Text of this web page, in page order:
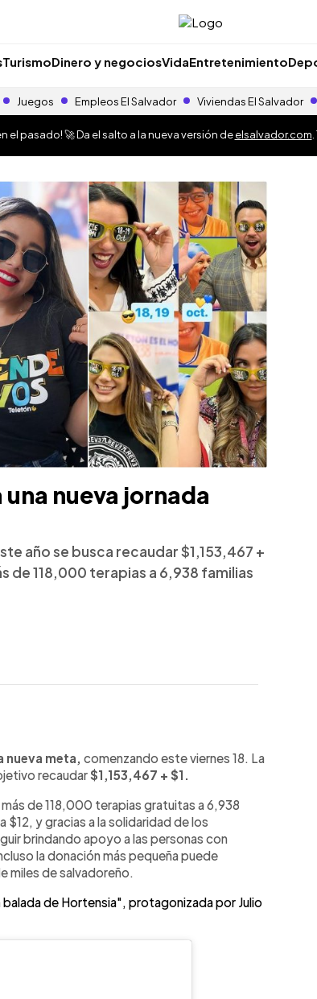
TurismoDinero y negociosVidaEntretenimiento
Juegos Empleos El Salvador Viviendas El Salvador
el pasado! 🚀 Da el salto a la nueva versión deelsalvador.com
nueva jornada
año se busca recaudar $1,153,467 +
118,000 terapias a 6,938 familias
meta, comenzando este viernes 18. La
recaudar $1,153,467 + $1.
de 118,000 terapias gratuitas a 6,938
y gracias a la solidaridad de los
brindando apoyo a las personas con
la donación más pequeña puede
miles de salvadoreño.
balada de Hortensia", protagonizada por Julio